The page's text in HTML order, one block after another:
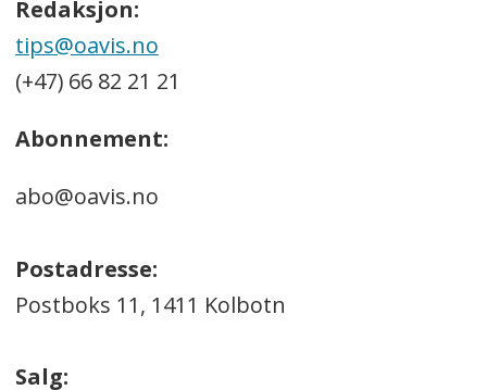
Redaksjon:
tips@oavis.no
(+47) 66 82 21 21
Abonnement:
abo@oavis.no
Postadresse:
Postboks 11, 1411 Kolbotn
Salg: